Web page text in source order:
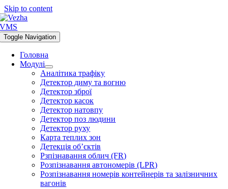
Skip to content
Toggle Navigation
Головна
Модулі
Аналітика трафіку
Детектор диму та вогню
Детектор зброї
Детектор касок
Детектор натовпу
Детектор поз людини
Детектор руху
Карта теплих зон
Детекція об’єктів
Рзпізнавання облич (FR)
Розпізнавання автономерів (LPR)
Розпізнавання номерів контейнерів та залізничних
вагонів